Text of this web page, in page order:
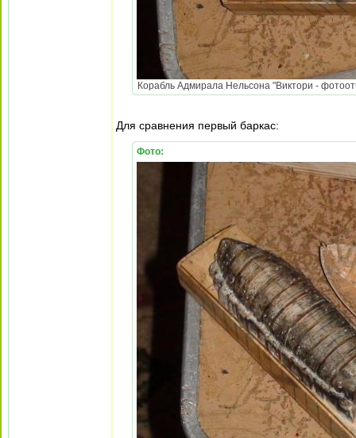
Корабль Адмирала Нельсона "Виктори -
Для сравнения первый баркас:
Фото: